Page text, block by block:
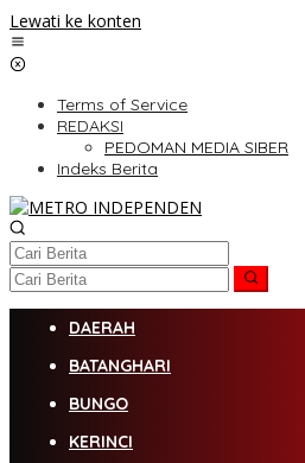
Lewati ke konten
Terms of Service
REDAKSI
PEDOMAN MEDIA SIBER
Indeks Berita
DAERAH
BATANGHARI
BUNGO
KERINCI